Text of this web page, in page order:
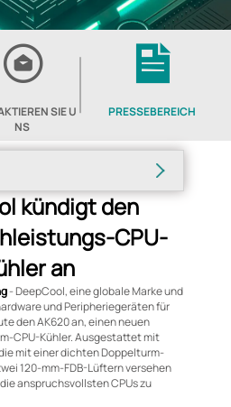
SIE U
NS
PRESSEBEREICH
kündigt den
CPU-
an
- DeepCool, eine globale Marke und
und Peripheriegeräten für
den AK620 an, einen neuen
CPU-Kühler. Ausgestattet mit
mit einer dichten Doppelturm-
120-mm-FDB-Lüftern versehen
anspruchsvollsten CPUs zu